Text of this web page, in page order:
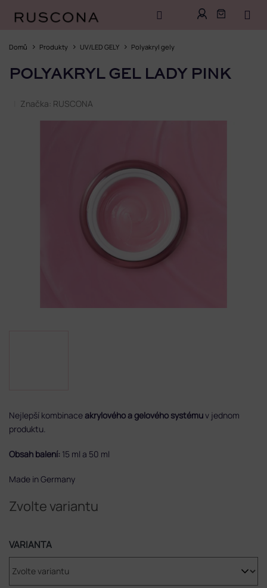
Domů Produkty UV/LED GELY Polyakryl gely
POLYAKRYL GEL LADY PINK
Značka: RUSCONA
Zvolte variantu
VARIANTA
Nejlepší kombinaceakrylového a gelového systémuv jednom
produktu.
Obsah balení: 15 ml a 50 ml
Made in Germany